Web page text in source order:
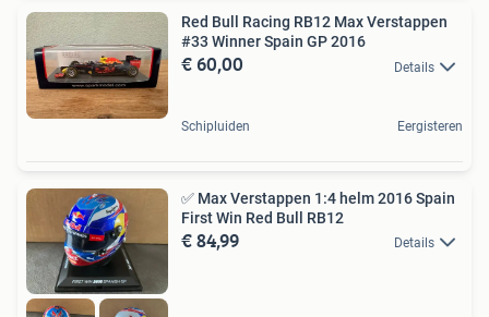
Red Bull Racing RB12 Max Verstappen
#33 Winner Spain GP 2016
€ 60,00 Details
Schipluiden Eergisteren
✅ Max Verstappen 1:4 helm 2016 Spain
First Win Red Bull RB12
€ 84,99 Details